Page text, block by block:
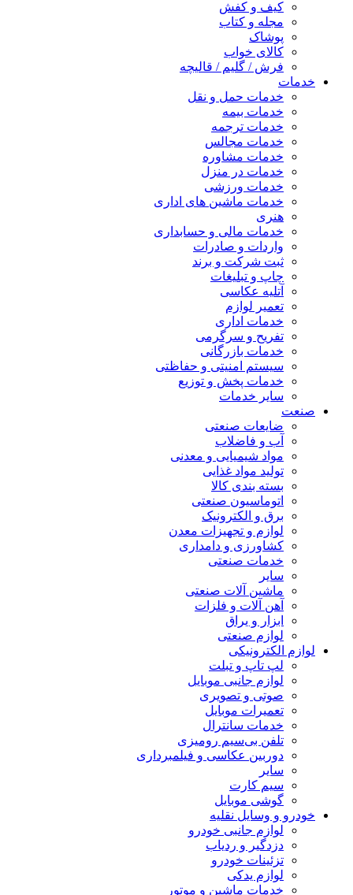
کیف و کفش
مجله و کتاب
پوشاک
کالای خواب
فرش / گلیم / قالیچه
خدمات
خدمات حمل و نقل
خدمات بیمه
خدمات ترجمه
خدمات مجالس
خدمات مشاوره
خدمات در منزل
خدمات ورزشی
خدمات ماشین های اداری
هنری
خدمات مالی و حسابداری
واردات و صادرات
ثبت شرکت و برند
چاپ و تبلیغات
آتلیه عکاسی
تعمیر لوازم
خدمات اداری
تفریح و سرگرمی
خدمات بازرگانی
سیستم امنیتی و حفاظتی
خدمات پخش و توزیع
سایر خدمات
صنعت
ضایعات صنعتی
آب و فاضلاب
مواد شیمیایی و معدنی
تولید مواد غذایی
بسته بندی کالا
اتوماسیون صنعتی
برق و الکترونیک
لوازم و تجهیزات معدن
کشاورزی و دامداری
خدمات صنعتی
سایر
ماشین آلات صنعتی
آهن آلات و فلزات
ابزار و یراق
لوازم صنعتی
لوازم الکترونیکی
لپ تاپ و تبلت
لوازم جانبی موبایل
صوتی و تصویری
تعمیرات موبایل
خدمات سانترال
تلفن بی‌سیم رومیزی
دوربین عکاسی و فیلمبرداری
سایر
سیم کارت
گوشی موبایل
خودرو و وسایل نقلیه
لوازم جانبی خودرو
دزدگیر و ردیاب
تزئینات خودرو
لوازم یدکی
خدمات ماشین و موتور